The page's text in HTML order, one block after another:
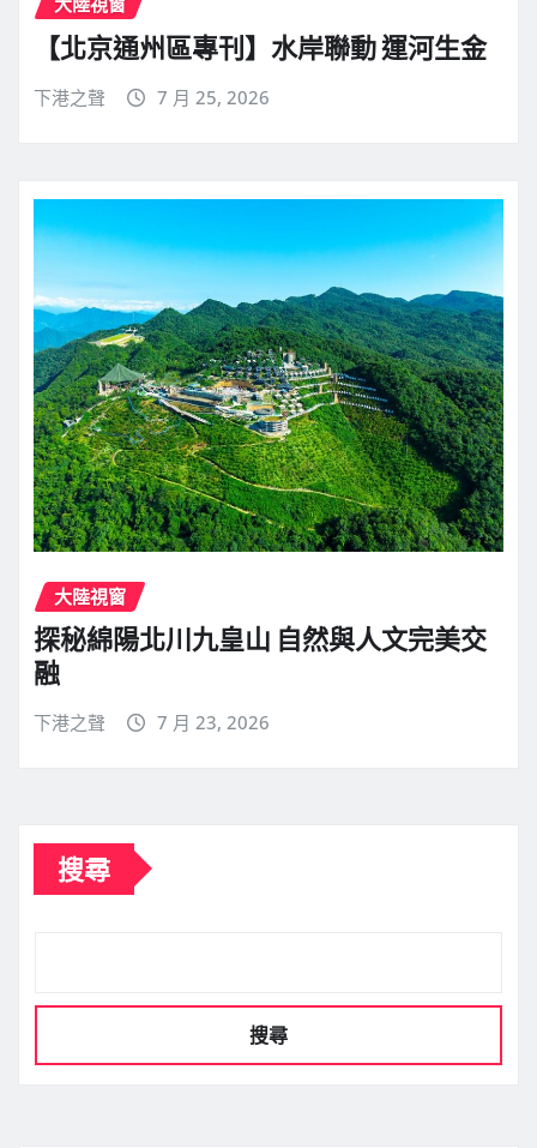
【北京通州區專刊】水岸聯動 運河生金
下港之聲 7 月 25, 2026
大陸視窗
探秘綿陽北川九皇山 自然與人文完美交
融
下港之聲 7 月 23, 2026
搜尋
搜尋